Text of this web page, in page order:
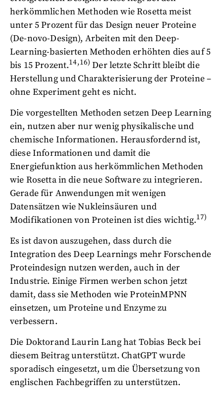
herkömmlichen Methoden wie Rosetta meist
unter 5 Prozent für das Design neuer Proteine
(De-novo-Design), Arbeiten mit den Deep-
Learning-basierten Methoden erhöhten dies auf 5
bis 15 Prozent.14,16) Der letzte Schritt bleibt die
Herstellung und Charakterisierung der Proteine –
ohne Experiment geht es nicht.
Die vorgestellten Methoden setzen Deep Learning
ein, nutzen aber nur wenig physikalische und
chemische Informationen. Herausfordernd ist,
diese Informationen und damit die
Energiefunktion aus herkömmlichen Methoden
wie Rosetta in die neue Software zu integrieren.
Gerade für Anwendungen mit wenigen
Datensätzen wie Nukleinsäuren und
Modifikationen von Proteinen ist dies wichtig.17)
Es ist davon auszugehen, dass durch die
Integration des Deep Learnings mehr Forschende
Proteindesign nutzen werden, auch in der
Industrie. Einige Firmen werben schon jetzt
damit, dass sie Methoden wie ProteinMPNN
einsetzen, um Proteine und Enzyme zu
verbessern.
Die Doktorand Laurin Lang hat Tobias Beck bei
diesem Beitrag unterstützt. ChatGPT wurde
sporadisch eingesetzt, um die Übersetzung von
englischen Fachbegriffen zu unterstützen.